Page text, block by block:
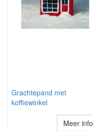
Grachtepand met
koffiewinkel
Meer info